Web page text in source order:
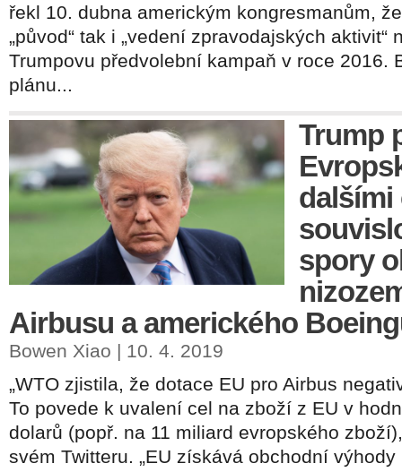
řekl 10. dubna americkým kongresmanům,
„původ“ tak i „vedení zpravodajských aktivit“
Trumpovu předvolební kampaň v roce 2016.
plánu...
Trump
dalšími
spory
Airbusu a amerického
Bowen Xiao | 10. 4. 2019
„WTO zjistila, že dotace EU pro Airbus
To povede k uvalení cel na zboží z EU v
dolarů (popř. na 11 miliard evropského
svém Twitteru. „EU získává obchodní výhody